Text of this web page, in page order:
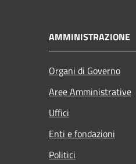
AMMINISTRAZIONE
Organi di Governo
Aree Amministrative
Uffici
Enti e fondazioni
Politici